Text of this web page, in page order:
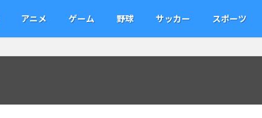
アニメ ゲーム 野球 サッカー スポーツ